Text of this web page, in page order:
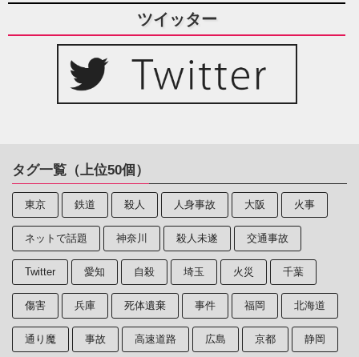
ツイッター
タグ一覧（上位50個）
東京 鉄道 殺人 人身事故 大阪 火事
ネットで話題 神奈川 殺人未遂 交通事故
Twitter 愛知 自殺 埼玉 火災 千葉
傷害 兵庫 死体遺棄 事件 福岡 北海道
通り魔 事故 高速道路 広島 京都 静岡